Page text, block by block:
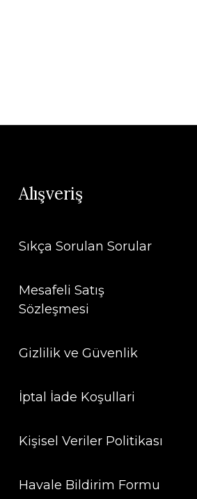
Alışveriş
Sıkça Sorulan Sorular
Mesafeli Satış
Sözleşmesi
Gizlilik ve Güvenlik
İptal İade Koşullari
Kişisel Veriler Politikası
Havale Bildirim Formu